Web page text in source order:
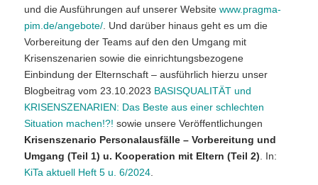
und die Ausführungen auf unserer Website www.pragma-
pim.de/angebote/. Und darüber hinaus geht es um die
Vorbereitung der Teams auf den den Umgang mit
Krisenszenarien sowie die einrichtungsbezogene
Einbindung der Elternschaft – ausführlich hierzu unser
Blogbeitrag vom 23.10.2023 BASISQUALITÄT und
KRISENSZENARIEN: Das Beste aus einer schlechten
Situation machen!?! sowie unsere Veröffentlichungen
Krisenszenario Personalausfälle – Vorbereitung und
Umgang (Teil 1) u. Kooperation mit Eltern (Teil 2). In:
KiTa aktuell Heft 5 u. 6/2024.